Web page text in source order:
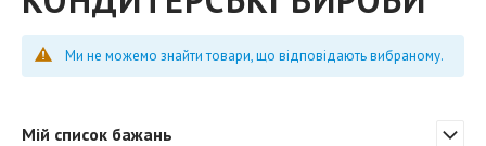
Мій список бажань
Ми не можемо знайти товари, що відповідають вибраному.